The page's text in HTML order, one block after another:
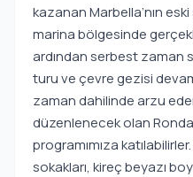
kazanan Marbella’nın
marina bölgesinde
ardından serbest zaman
turu ve çevre gezisi
zaman dahilinde arzu
düzenlenecek olan
programımıza katılabilirler.
sokakları, kireç beyazı